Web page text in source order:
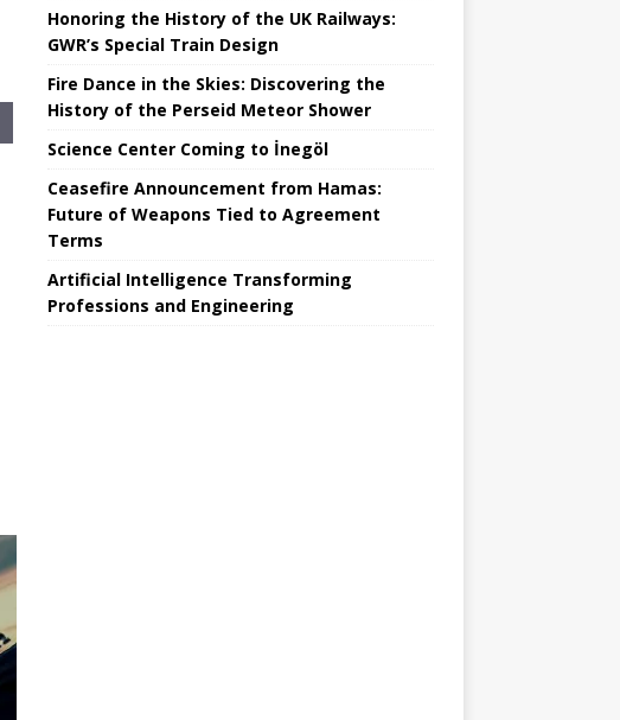
Honoring the History of the UK Railways:
GWR’s Special Train Design
Fire Dance in the Skies: Discovering the
History of the Perseid Meteor Shower
Science Center Coming to İnegöl
Ceasefire Announcement from Hamas:
Future of Weapons Tied to Agreement
Terms
Artificial Intelligence Transforming
Professions and Engineering